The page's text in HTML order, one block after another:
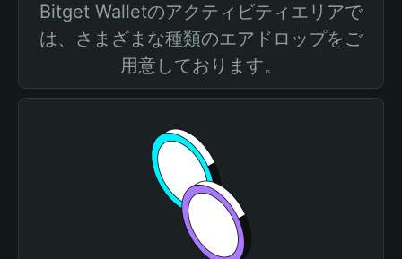
Bitget Walletのアクティビティエリアで
は、さまざまな種類のエアドロップをご
用意しております。